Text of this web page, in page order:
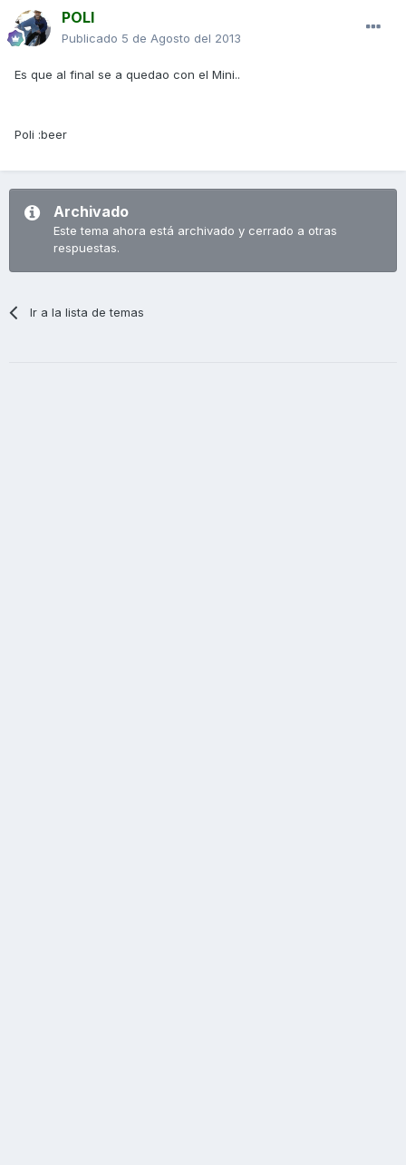
POLI
Publicado 5 de Agosto del 2013
Es que al final se a quedao con el Mini..
Poli :beer
Archivado
Este tema ahora está archivado y cerrado a otras
respuestas.
Ir a la lista de temas